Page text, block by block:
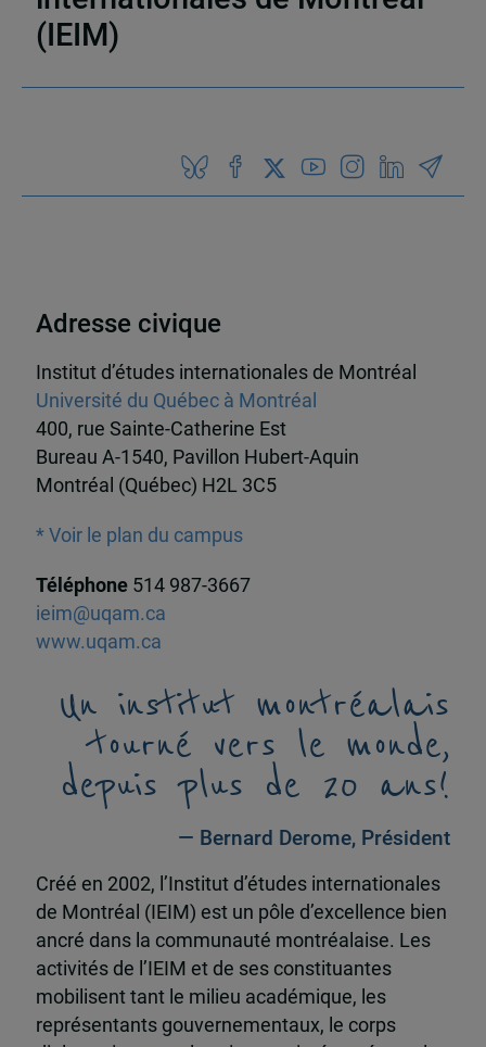
(IEIM)
Adresse civique
Institut d’études internationales de Montréal
Université du Québec à Montréal
400, rue Sainte-Catherine Est
Bureau A-1540, Pavillon Hubert-Aquin
Montréal (Québec) H2L 3C5
* Voir le plan du campus
Téléphone 514 987-3667
ieim@uqam.ca
www.uqam.ca
Un institut montréalais
tourné vers le monde,
depuis plus de 20 ans!
— Bernard Derome, Président
Créé en 2002, l’Institut d’études internationales
de Montréal (IEIM) est un pôle d’excellence bien
ancré dans la communauté montréalaise. Les
activités de l’IEIM et de ses constituantes
mobilisent tant le milieu académique, les
représentants gouvernementaux, le corps